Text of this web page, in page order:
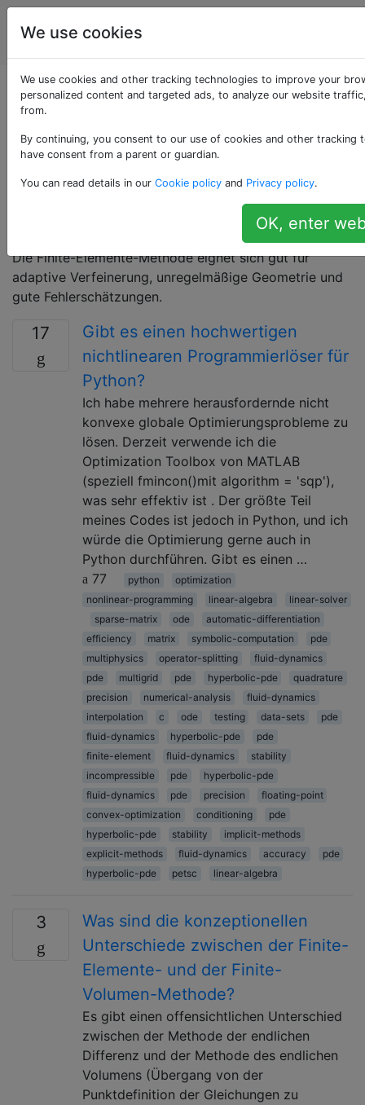
Computational
Science
Als «finite-element»
getaggte Fragen
Ein Mittel zum Lösen gewöhnlicher und partieller
wird in Elemente unterteilt, und die Lösung in jedem
Element wird auf der Basis von Funktionen erweitert.
Die Finite-Elemente-Methode eignet sich gut für
adaptive Verfeinerung, unregelmäßige Geometrie und
gute Fehlerschätzungen.
17
Gibt es einen hochwertigen
nichtlinearen Programmierlöser für
Python?
Ich habe mehrere herausfordernde nicht
konvexe globale Optimierungsprobleme zu
lösen. Derzeit verwende ich die
Optimization Toolbox von MATLAB
(speziell fmincon()mit algorithm = 'sqp'),
was sehr effektiv ist . Der größte Teil
meines Codes ist jedoch in Python, und ich
würde die Optimierung gerne auch in
Python durchführen. Gibt es einen …
77
python
optimization
nonlinear-programming
linear-algebra
linear-solver
sparse-matrix
ode
automatic-differentiation
efficiency
matrix symbolic-computation
pde
multiphysics
operator-splitting
fluid-dynamics
pde
multigrid pde hyperbolic-pde
quadrature
precision
numerical-analysis
fluid-dynamics
interpolation
c ode testing data-sets
pde
fluid-dynamics
hyperbolic-pde
pde
finite-element
fluid-dynamics
stability
incompressible
pde
hyperbolic-pde
fluid-dynamics
pde precision
floating-point
convex-optimization
conditioning
pde
hyperbolic-pde
stability
implicit-methods
explicit-methods
fluid-dynamics accuracy
pde
hyperbolic-pde
petsc linear-algebra
3
Was sind die konzeptionellen
Unterschiede zwischen der Finite-
Elemente- und der Finite-
Volumen-Methode?
Es gibt einen offensichtlichen Unterschied
zwischen der Methode der endlichen
Differenz und der Methode des endlichen
Volumens (Übergang von der
Punktdefinition der Gleichungen zu
We use cookies
We use cookies and other tracking technologies to improve your
personalized content and targeted ads, to analyze our website
from.
By continuing, you consent to our use of cookies and other
have consent from a parent or guardian.
You can read details in our Cookie policy and Privacy policy.
OK, enter